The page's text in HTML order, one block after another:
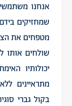
אנחנו
שמחזיקים
מטפחים את
שולחים אותו
יכולותיו
מתראיינים
בקול גברי